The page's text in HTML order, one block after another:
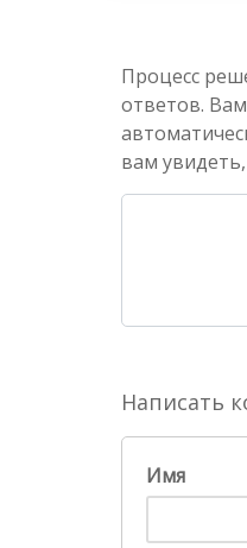
Процесс
ответов.
вам
Написать
Имя